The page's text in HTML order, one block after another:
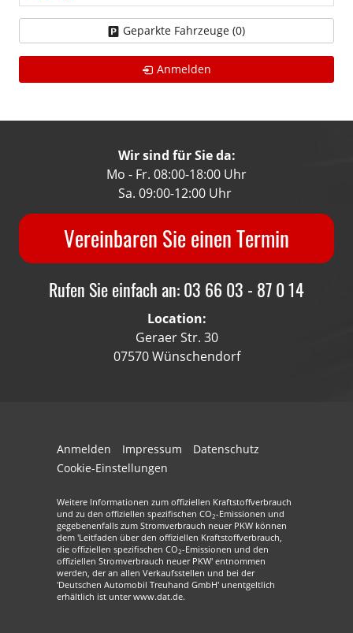
Geparkte Fahrzeuge (0)
Anmelden
Wir sind für Sie da:
Mo - Fr. 08:00-18:00 Uhr
Sa. 09:00-12:00 Uhr
Vereinbaren Sie einen Termin
Rufen Sie einfach an: 03 66 03 - 87 0 14
Location:
Geraer Str. 30
07570 Wünschendorf
Anmelden Impressum
Datenschutz
Cookie-Einstellungen
Weitere Informationen zum offiziellen Kraftstoffverbrauch
und zu den offiziellen spezifischen CO2-Emissionen und
gegebenenfalls zum Stromverbrauch neuer PKW können
dem 'Leitfaden über den offiziellen Kraftstoffverbrauch,
die offiziellen spezifischen CO2-Emissionen und den
offiziellen Stromverbrauch neuer PKW' entnommen
werden, der an allen Verkaufsstellen und bei der
'Deutschen Automobil Treuhand GmbH' unentgeltlich
erhältlich ist unter www.dat.de.